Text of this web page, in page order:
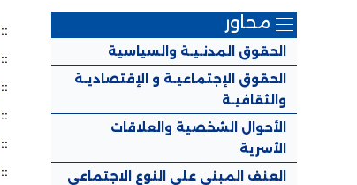
محاور
الحقوق المدنـيـة والسياسية
الحقوق الإجتماعيـة و الإقتصاديـة
والثقافيـة
الأحوال الشخصية والعلاقات
الأسرية
العنف المبني على النوع الاجتماعي
::
::
::
::
::
::